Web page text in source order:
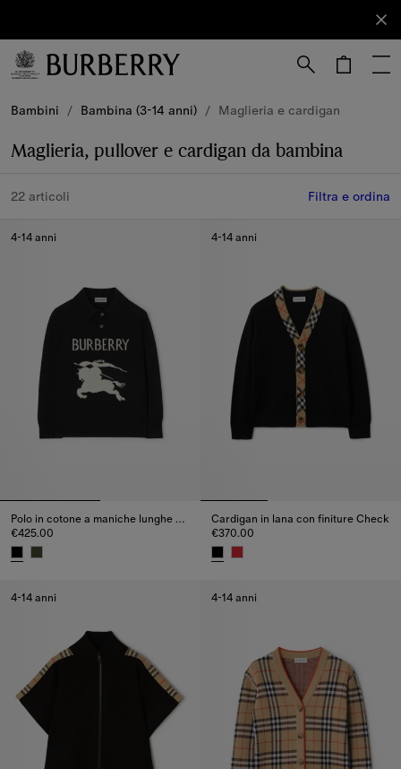
Iscriviti
alla nostra
newsletter.
Bambini / Bambina (3-14 anni) / Maglieria e cardigan
Maglieria, pullover e cardigan da bambina
22 articoli Filtra e ordina
4-14 anni
Polo in cotone a maniche lunghe con cavaliere
€425.00
4-14 anni
Cardigan in lana con finiture Check
€370.00
4-14 anni 4-14 anni